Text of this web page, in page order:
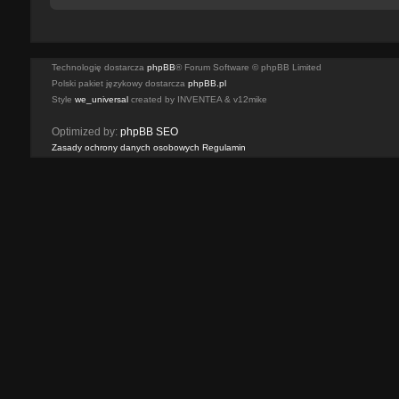
Technologię dostarcza phpBB® Forum Software © phpBB Limited
Polski pakiet językowy dostarcza phpBB.pl
Style we_universalcreated by INVENTEA & v12mike
Optimized by: phpBB SEO
Zasady ochrony danych osobowych Regulamin